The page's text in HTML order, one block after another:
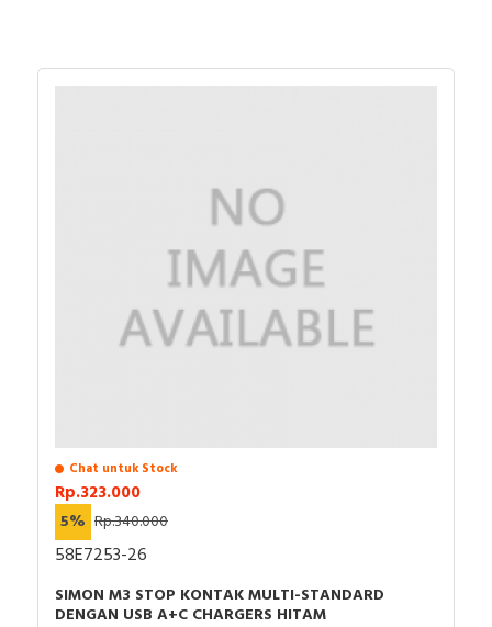
Chat untuk Stock
Rp.323.000
5% Rp.340.000
58E7253-26
SIMON M3 STOP KONTAK MULTI-STANDARD
DENGAN USB A+C CHARGERS HITAM